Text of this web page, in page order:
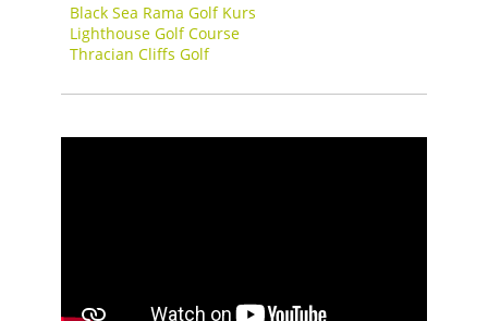
Black Sea Rama Golf Kurs
Lighthouse Golf Course
Thracian Cliffs Golf